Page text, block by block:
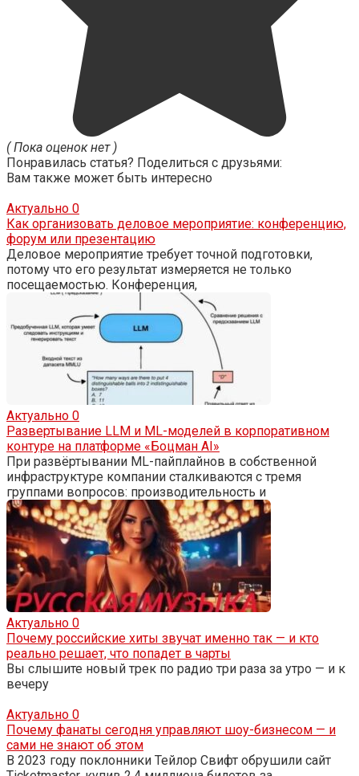
( Пока оценок нет )
Понравилась статья? Поделиться с друзьями:
Вам также может быть интересно
Актуально 0
Как организовать деловое мероприятие: конференцию,
форум или презентацию
Деловое мероприятие требует точной подготовки,
потому что его результат измеряется не только
посещаемостью. Конференция,
Актуально 0
Развертывание LLM и ML-моделей в корпоративном
контуре на платформе «Боцман AI»
При развёртывании ML-пайплайнов в собственной
инфраструктуре компании сталкиваются с тремя
группами вопросов: производительность и
Актуально 0
Почему российские хиты звучат именно так — и кто
реально решает, что попадет в чарты
Вы слышите новый трек по радио три раза за утро — и к
вечеру
Актуально 0
Почему фанаты сегодня управляют шоу-бизнесом — и
сами не знают об этом
В 2023 году поклонники Тейлор Свифт обрушили сайт